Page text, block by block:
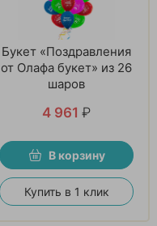
Букет «Поздравления
от Олафа букет» из 26
шаров
4 961 ₽
В корзину
Купить в 1 клик